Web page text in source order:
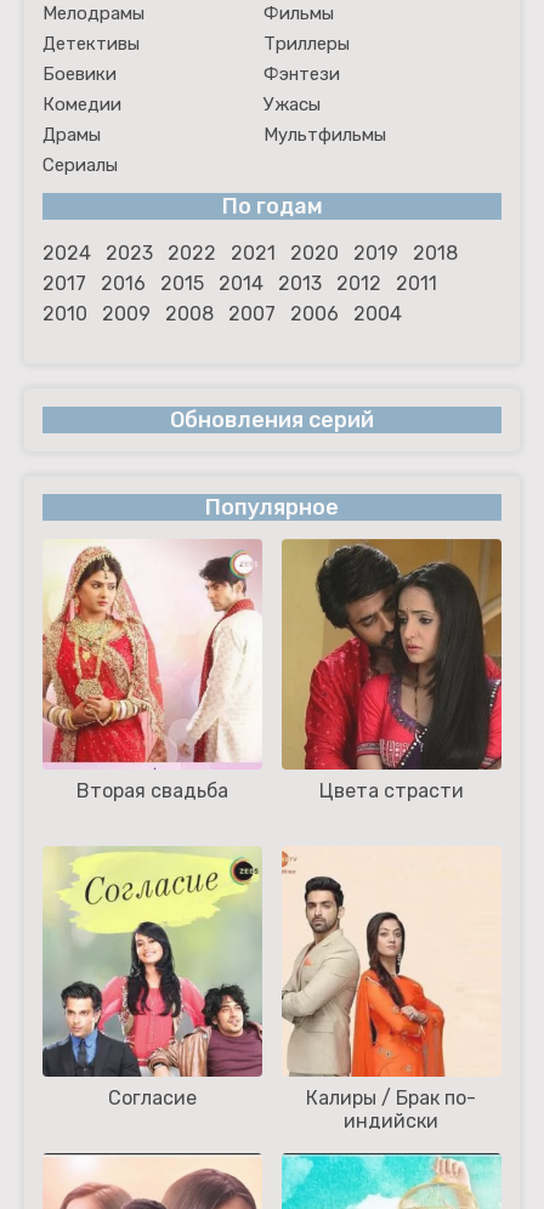
Мелодрамы
Фильмы
Детективы
Триллеры
Боевики
Фэнтези
Комедии
Ужасы
Драмы
Мультфильмы
Сериалы
По годам
2024 2023 2022 2021 2020 2019
2018
2017
2016 2015 2014 2013 2012
2011
2010
2009 2008 2007 2006 2004
Обновления серий
Популярное
Вторая свадьба Цвета страсти
Согласие
Калиры / Брак по-
индийски